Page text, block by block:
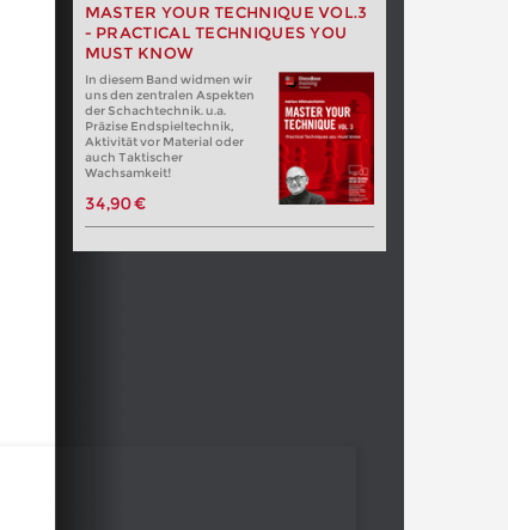
MASTER YOUR TECHNIQUE VOL.3
- PRACTICAL TECHNIQUES YOU
MUST KNOW
In diesem Band widmen wir
uns den zentralen Aspekten
der Schachtechnik. u.a.
Präzise Endspieltechnik,
Aktivität vor Material oder
auch Taktischer
Wachsamkeit!
34,90 €